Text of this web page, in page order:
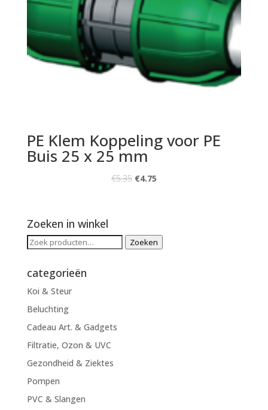
PE Klem Koppeling voor PE
Buis 25 x 25 mm
€5.35 €4.75
Zoeken in winkel
Zoeken
Zoeken
categorieën
Koi & Steur
Beluchting
Cadeau Art. & Gadgets
Filtratie, Ozon & UVC
Gezondheid & Ziektes
Pompen
PVC & Slangen